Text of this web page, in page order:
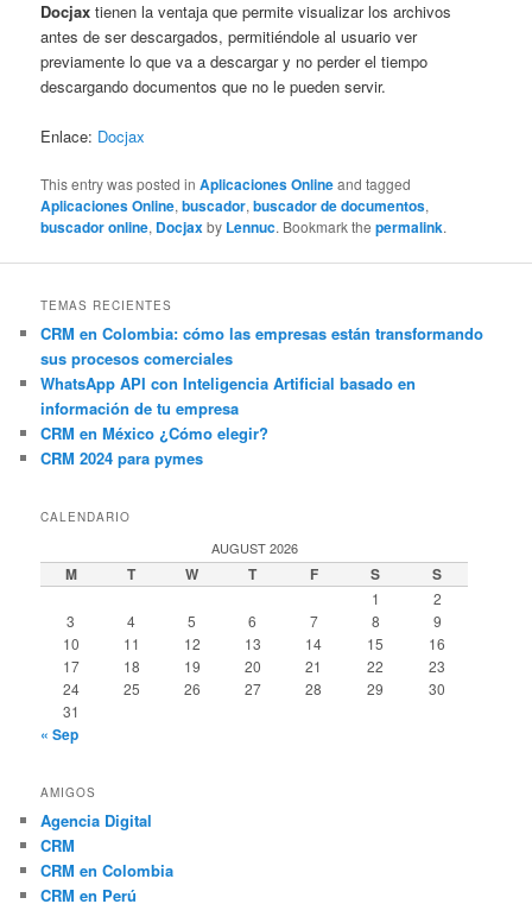
Docjax tienen la ventaja que permite visualizar los archivos
antes de ser descargados, permitiéndole al usuario ver
previamente lo que va a descargar y no perder el tiempo
descargando documentos que no le pueden servir.
Enlace: Docjax
This entry was posted inAplicaciones Onlineand tagged
Aplicaciones Online,buscador,buscador de documentos,
buscador online, Docjaxby Lennuc. Bookmark thepermalink.
TEMAS RECIENTES
CRM en Colombia: cómo las empresas están transformando
sus procesos comerciales
WhatsApp API con Inteligencia Artificial basado en
información de tu empresa
CRM en México ¿Cómo elegir?
CRM 2024 para pymes
CALENDARIO
AUGUST 2026
M T W T F S S
1
2
3
4 5 6 7 8
9
10
11 12 13 14 15
16
17
18 19 20 21 22
23
24
25 26 27 28 29
30
31
« Sep
AMIGOS
Agencia Digital
CRM
CRM en Colombia
CRM en Perú